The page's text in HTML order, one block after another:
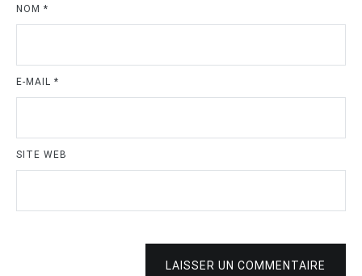
NOM *
E-MAIL *
SITE WEB
LAISSER UN COMMENTAIRE